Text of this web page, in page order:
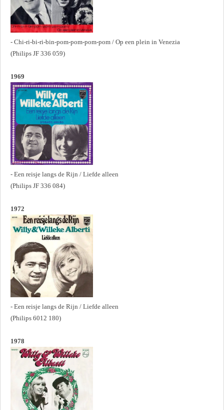
- Chi-ri-bi-ri-bin-pom-pom-pom-pom / Op een plein in Venezia
(Philips JF 336 059)
1969
- Een reisje langs de Rijn / Liefde alleen
(Philips JF 336 084)
1972
- Een reisje langs de Rijn / Liefde alleen
(Philips 6012 180)
1978